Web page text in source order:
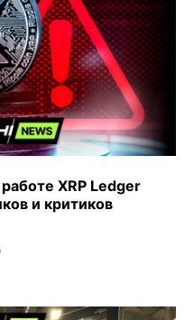
XRP Ledger
и критиков